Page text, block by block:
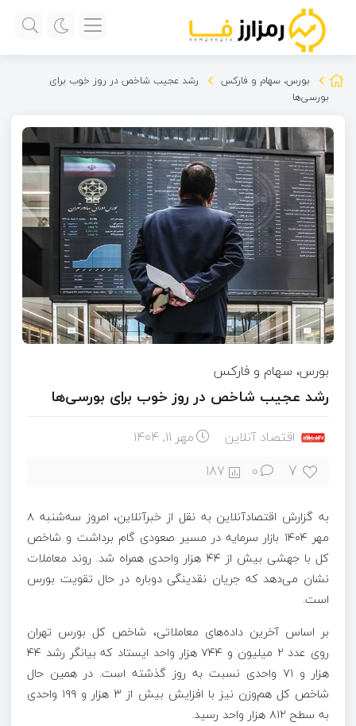
بورس، سهام و فارکس
رشد عجیب شاخص در روز خوب برای
بورسی‌ها
بورس، سهام و فارکس
رشد عجیب شاخص در روز خوب برای بورسی‌ها
اقتصاد آنلاین مهر ۱۱, ۱۴۰۴
7
0
187
به گزارش اقتصادآنلاین به نقل از خبرآنلاین، امروز سه‌شنبه ۸
مهر ۱۴۰۴ بازار سرمایه در مسیر صعودی گام برداشت و شاخص
کل با جهشی بیش از ۴۴ هزار واحدی همراه شد. روند معاملات
نشان می‌دهد که جریان نقدینگی دوباره در حال تقویت بورس
است.
بر اساس آخرین داده‌های معاملاتی، شاخص کل بورس تهران
روی عدد ۲ میلیون و ۷۴۴ هزار واحد ایستاد که بیانگر رشد ۴۴
هزار و ۷۱ واحدی نسبت به روز گذشته است. در همین حال
شاخص کل هم‌وزن نیز با افزایش بیش از ۳ هزار و ۱۹۹ واحدی
به سطح ۸۱۲ هزار واحد رسید.